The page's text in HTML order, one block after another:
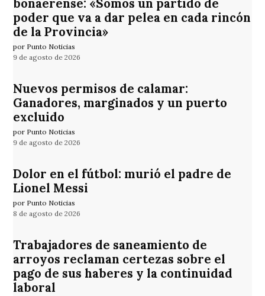
bonaerense: «Somos un partido de
poder que va a dar pelea en cada rincón
de la Provincia»
por Punto Noticias
9 de agosto de 2026
Nuevos permisos de calamar:
Ganadores, marginados y un puerto
excluido
por Punto Noticias
9 de agosto de 2026
Dolor en el fútbol: murió el padre de
Lionel Messi
por Punto Noticias
8 de agosto de 2026
Trabajadores de saneamiento de
arroyos reclaman certezas sobre el
pago de sus haberes y la continuidad
laboral